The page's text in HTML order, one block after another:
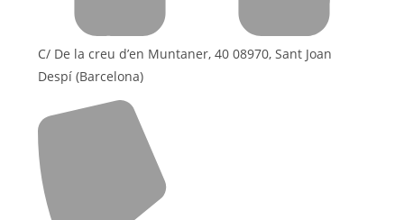
C/ De la creu d’en Muntaner, 40 08970, Sant Joan
Despí (Barcelona)